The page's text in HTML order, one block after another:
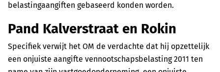
belastingaangiften gebaseerd konden worden.
Pand Kalverstraat en Rokin
Specifiek verwijt het OM de verdachte dat hij opzettelijk
een onjuiste aangifte vennootschapsbelasting 2011 ten